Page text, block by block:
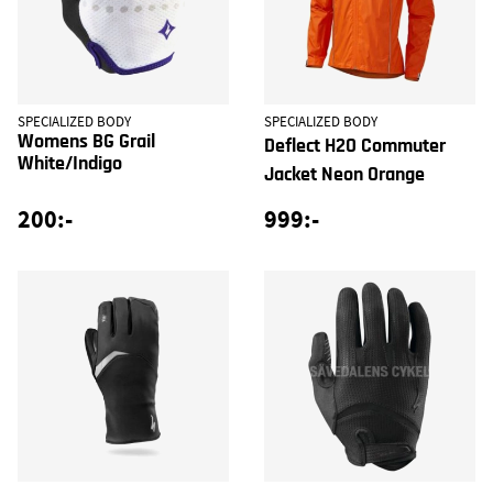
SPECIALIZED BODY
Womens BG Grail
White/Indigo
200:-
SPECIALIZED BODY
Deflect H2O Commuter
Jacket Neon Orange
999:-